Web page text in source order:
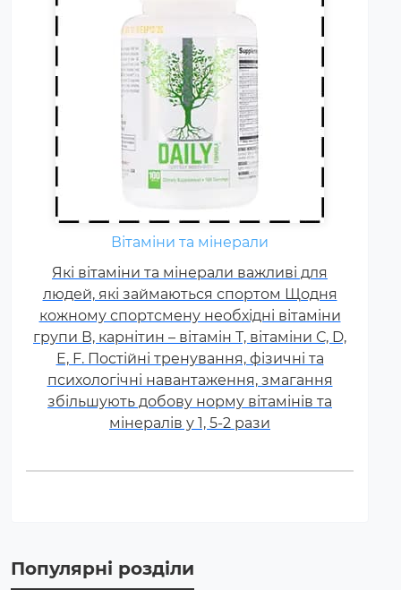
Вітаміни та мінерали
Які вітаміни та мінерали важливі для
людей, які займаються спортом Щодня
кожному спортсмену необхідні вітаміни
групи В, карнітин – вітамін Т, вітаміни С, D,
E, F. Постійні тренування, фізичні та
психологічні навантаження, змагання
збільшують добову норму вітамінів та
мінералів у 1, 5-2 рази
Популярні розділи